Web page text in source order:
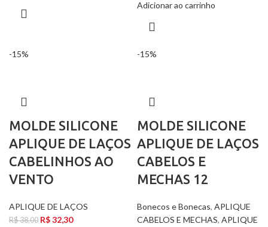
Adicionar ao carrinho
-15%
MOLDE SILICONE
APLIQUE DE LAÇOS
CABELINHOS AO
VENTO
APLIQUE DE LAÇOS
R$38,00 R$32,30
-15%
MOLDE SILICONE
APLIQUE DE LAÇOS
CABELOS E
MECHAS 12
Bonecos e Bonecas, APLIQUE
CABELOS E MECHAS, APLIQUE